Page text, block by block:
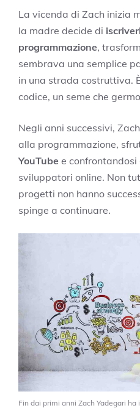
La vicenda di Zach inizia
la madre decide di
programmazione,
sembrava una semplice
in una strada costruttiva.
codice, un seme che
Negli anni successivi,
alla programmazione,
YouTube e
sviluppatori online. Non
progetti non hanno
spinge a continuare.
Fin dai primi anni Zach Yadegari